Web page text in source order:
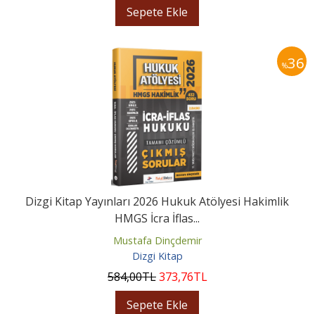
Sepete Ekle
%36
Dizgi Kitap Yayınları 2026 Hukuk Atölyesi Hakimlik
HMGS İcra İflas...
Mustafa Dinçdemir
Dizgi Kitap
584,00TL373,76TL
Sepete Ekle